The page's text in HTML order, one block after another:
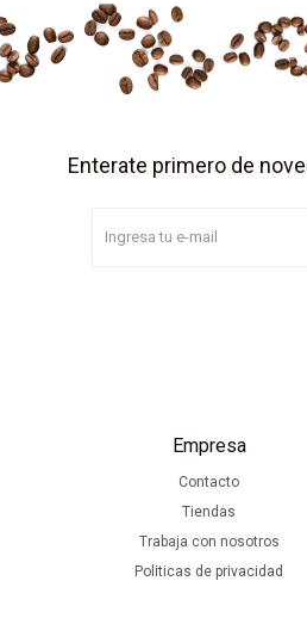
Empresa
Contacto
Tiendas
Trabaja con nosotros
Politicas de privacidad
Enterate primero de